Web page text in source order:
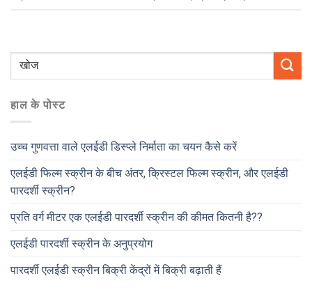
हाल के पोस्ट
उच्च गुणवत्ता वाले एलईडी डिस्प्ले निर्माता का चयन कैसे करें
एलईडी फिल्म स्क्रीन के बीच अंतर, क्रिस्टल फिल्म स्क्रीन, और एलईडी
पारदर्शी स्क्रीन?
प्रति वर्ग मीटर एक एलईडी पारदर्शी स्क्रीन की कीमत कितनी है??
एलईडी पारदर्शी स्क्रीन के अनुप्रयोग
पारदर्शी एलईडी स्क्रीन बिक्री केंद्रों में बिक्री बढ़ाती हैं